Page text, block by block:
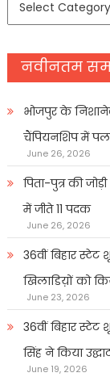
नवीनतम
भोजपुर के
चैंपियनशिप में
June 26, 2026
पिता-पुत्र की
में जीते 11 पदक
June 26, 2026
36वीं बिहार
खिलाडिय़ों को
June 23, 2026
36वीं बिहार
सिंह ने किया
June 19, 2026